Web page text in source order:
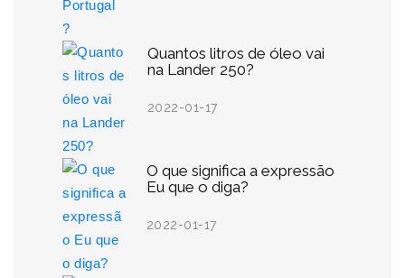
Quantos litros de óleo vai
na Lander 250?
2022-01-17
O que significa a expressão
Eu que o diga?
2022-01-17